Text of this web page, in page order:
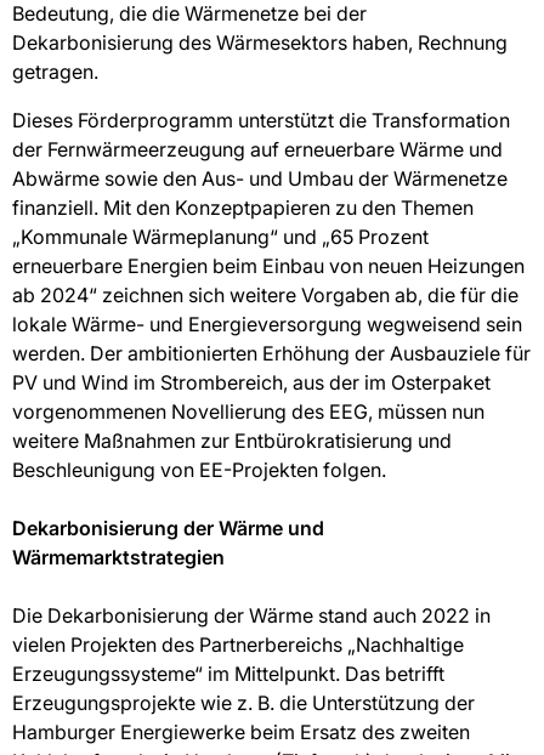
Bedeutung, die die Wärmenetze bei der
Dekarbonisierung des Wärmesektors haben, Rechnung
getragen.
Dieses Förderprogramm unterstützt die Transformation
der Fernwärmeerzeugung auf erneuerbare Wärme und
Abwärme sowie den Aus- und Umbau der Wärmenetze
finanziell. Mit den Konzeptpapieren zu den Themen
„Kommunale Wärmeplanung“ und „65 Prozent
erneuerbare Energien beim Einbau von neuen Heizungen
ab 2024“ zeichnen sich weitere Vorgaben ab, die für die
lokale Wärme- und Energieversorgung wegweisend sein
werden. Der ambitionierten Erhöhung der Ausbauziele für
PV und Wind im Strombereich, aus der im Osterpaket
vorgenommenen Novellierung des EEG, müssen nun
weitere Maßnahmen zur Entbürokratisierung und
Beschleunigung von EE-Projekten folgen.
Dekarbonisierung der Wärme und
Wärmemarktstrategien
Die Dekarbonisierung der Wärme stand auch 2022 in
vielen Projekten des Partnerbereichs „Nachhaltige
Erzeugungssysteme“ im Mittelpunkt. Das betrifft
Erzeugungsprojekte wie z. B. die Unterstützung der
Hamburger Energiewerke beim Ersatz des zweiten